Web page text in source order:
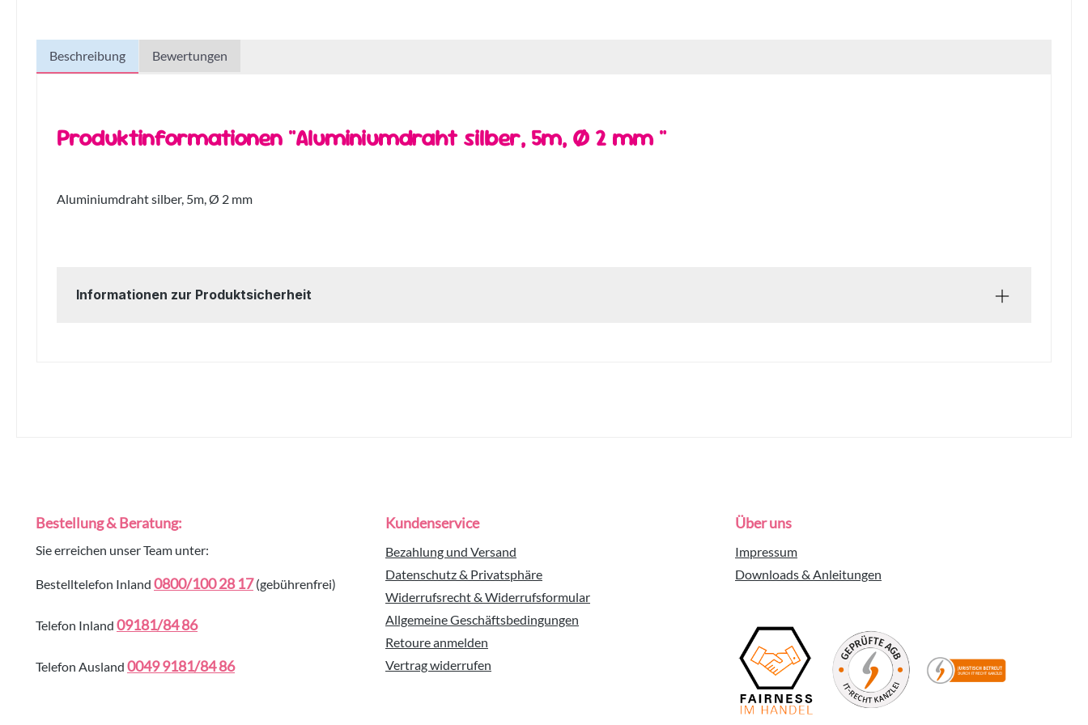
Beschreibung Bewertungen
Produktinformationen "Aluminiumdraht silber, 5m, Ø 2 mm "
Aluminiumdraht silber, 5m, Ø 2 mm
Informationen zur Produktsicherheit
Bestellung & Beratung:
Sie erreichen unser Team unter:
Bestelltelefon Inland 0800/100 28 17(gebührenfrei)
Telefon Inland 09181/84 86
Telefon Ausland 0049 9181/84 86
Kundenservice
Bezahlung und Versand
Datenschutz & Privatsphäre
Widerrufsrecht & Widerrufsformular
Allgemeine Geschäftsbedingungen
Retoure anmelden
Vertrag widerrufen
Über uns
Impressum
Downloads & Anleitungen